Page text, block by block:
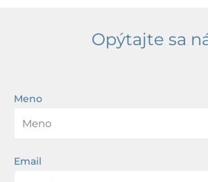
Opýtajte sa
Meno
Email